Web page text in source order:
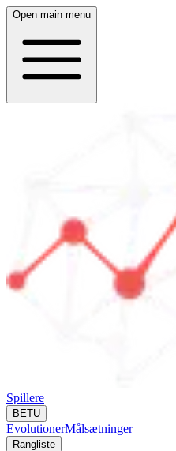
Open main menu
Spillere
BETU
EvolutionerMålsætninger
Rangliste